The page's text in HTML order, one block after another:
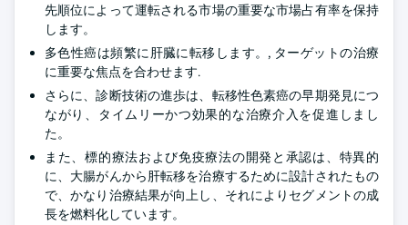
先順位によって運転される市場の重要な市場占有率を保持
します。
多色性癌は頻繁に肝臓に転移します。, ターゲットの治療
に重要な焦点を合わせます.
さらに、診断技術の進歩は、転移性色素癌の早期発見につ
ながり、タイムリーかつ効果的な治療介入を促進しまし
た。
また、標的療法および免疫療法の開発と承認は、特異的
に、大腸がんから肝転移を治療するために設計されたもの
で、かなり治療結果が向上し、それによりセグメントの成
長を燃料化しています。